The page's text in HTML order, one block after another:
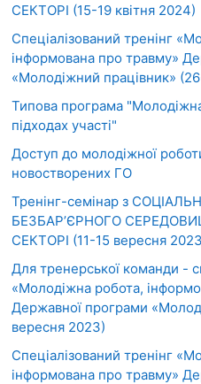
СЕКТОРІ (15-19 квітня 2024)
Спеціалізований тренінг
інформована про травму»
«Молодіжний працівник»
Типова програма
підходах участі"
Доступ до молодіжної
новостворених ГО
Тренінг-семінар з
БЕЗБАР’ЄРНОГО
СЕКТОРІ (11-15 вересня
Для тренерської команди -
«Молодіжна робота,
Державної програми
вересня 2023)
Спеціалізований тренінг
інформована про травму»